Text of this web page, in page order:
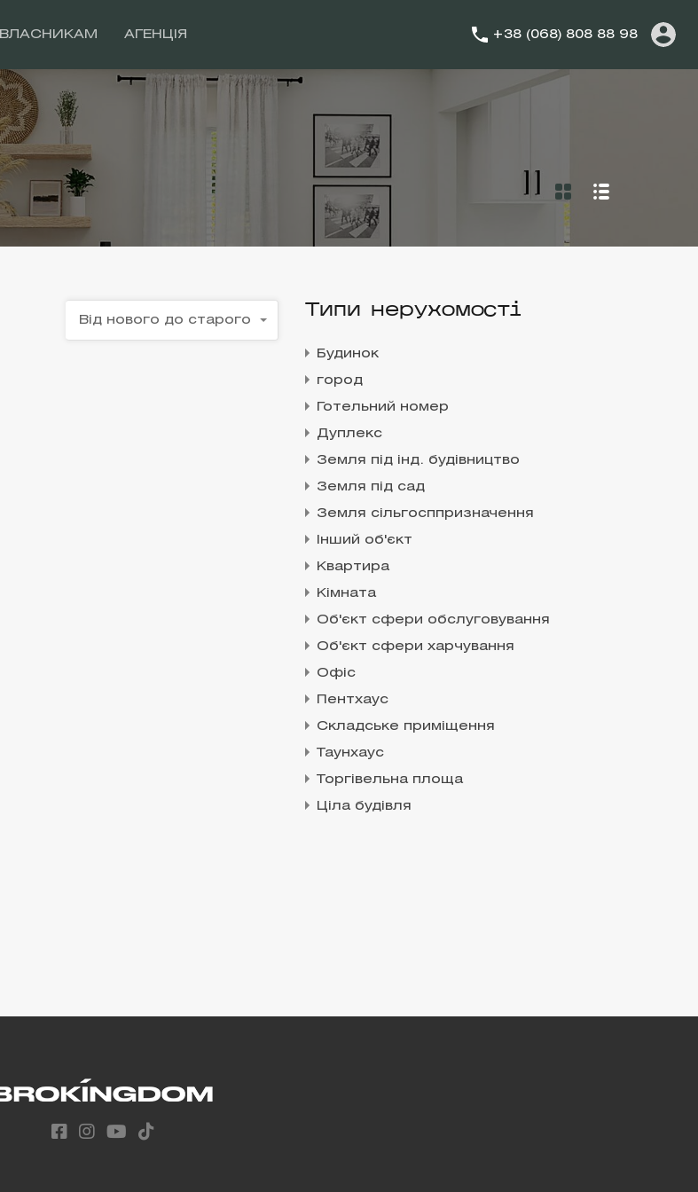
ВЛАСНИКАМ АГЕНЦІЯ +38 (068) 808 88 98
Від нового до старого Типи нерухомості
Будинок
город
Готельний номер
Дуплекс
Земля під інд. будівництво
Земля під сад
Земля сільгосппризначення
Інший об'єкт
Квартира
Кімната
Об'єкт сфери обслуговування
Об'єкт сфери харчування
Офіс
Пентхаус
Складське приміщення
Таунхаус
Торгівельна площа
Ціла будівля